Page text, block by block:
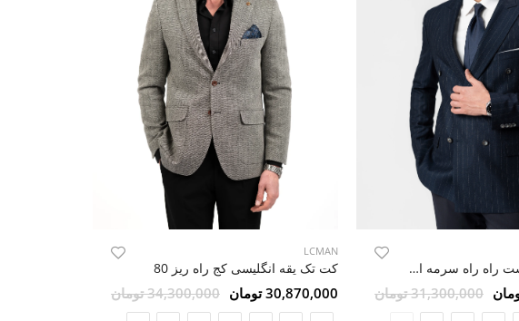
کت تک دبل برست راه راه سرمه ای 60
31,300,000 تومان
LCMAN
کت تک یقه انگلیسی کج راه ریز 80
30,870,000 تومان 34,300,000 تومان